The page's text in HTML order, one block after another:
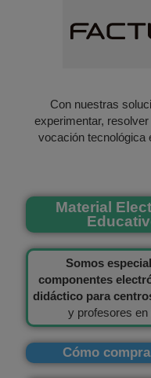
Con nuestras
experimentar,
vocación tecnológica
Material
Somos
componentes
didáctico para
y profesores en
Cómo